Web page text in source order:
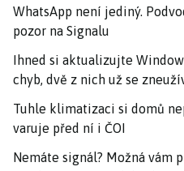
WhatsApp není jediný.
pozor na Signalu
Ihned si aktualizujte
chyb, dvě z nich už se
Tuhle klimatizaci si domů
varuje před ní i ČOI
Nemáte signál? Možná vám